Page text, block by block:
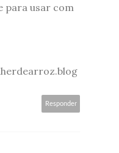
para usar com
Responder